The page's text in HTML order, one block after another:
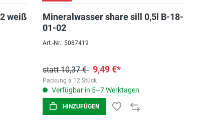
weiß
Mineralwasser share sill 0,5l B-18-
01-02
Art.-Nr.: 5087419
statt 10,37 € 9,49 €*
Packung á 12 Stück
Verfügbar in 5–7 Werktagen
HINZUFÜGEN